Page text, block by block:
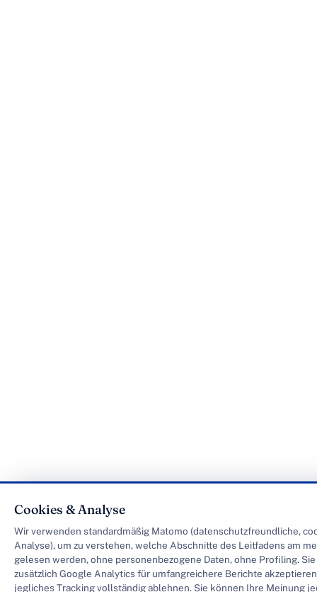
Cookies & Analyse
Wir verwenden standardmäßig Matomo (datenschutzfreundliche,
Analyse), um zu verstehen, welche Abschnitte des Leitfadens am
gelesen werden, ohne personenbezogene Daten, ohne Profiling.
zusätzlich Google Analytics für umfangreichere Berichte
jegliches Tracking vollständig ablehnen. Sie können Ihre Meinung